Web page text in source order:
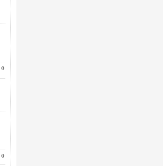
0
0
Росія атакувала Суми
торговельний центр,